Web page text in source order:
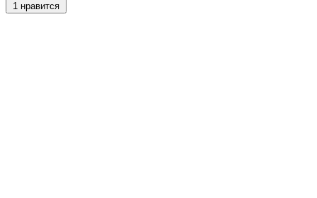
1 нравится